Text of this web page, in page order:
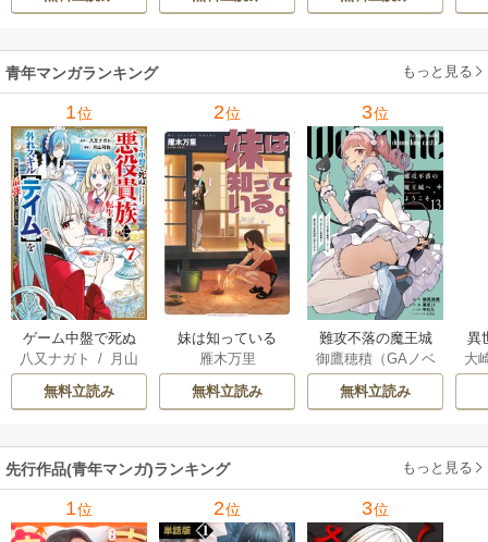
青年マンガランキング もっと見る
1位
ゲーム中盤で死ぬ
悪役貴族に転生し
たので、外れスキ
ル【テイム】を駆
してみた
八又ナガト /
月山
可也
無料立読み
2位
妹は知っている
雁木万里
無料立読み
3位
難攻不落の魔王城
へようこそ～デバ
フは不要と勇者パ
ーティーを追い出
魔王軍の最高幹部
に迎えられる～
御鷹穂積（GAノベ
ル／SBクリエイテ
ィブ刊）/蚕堂j1
六/ユウヒ
無料立読み
異
は
大
先行作品(青年マンガ)ランキング もっと見る
1位 2位 3位